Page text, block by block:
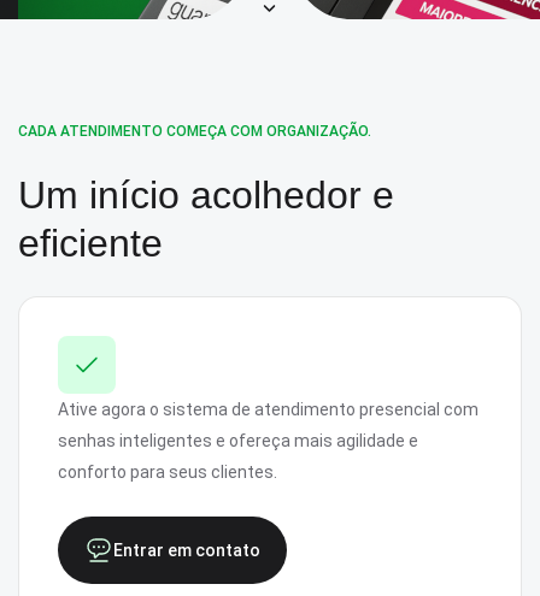
CADA ATENDIMENTO COMEÇA COM ORGANIZAÇÃO.
Um início acolhedor e
eficiente
Ative agora o sistema de atendimento presencial com
senhas inteligentes e ofereça mais agilidade e
conforto para seus clientes.
Entrar em contato